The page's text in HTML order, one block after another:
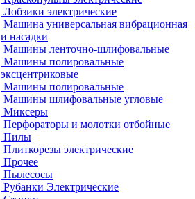
Лобзики электрические
Машина универсальная вибрационная
и насадки
Машины ленточно-шлифовальные
Машины полировальные
эксцентриковые
Машины полировальные
Машины шлифовальные угловые
Миксеры
Перфораторы и молотки отбойные
Пилы
Плиткорезы электрические
Прочее
Пылесосы
Рубанки Электрические